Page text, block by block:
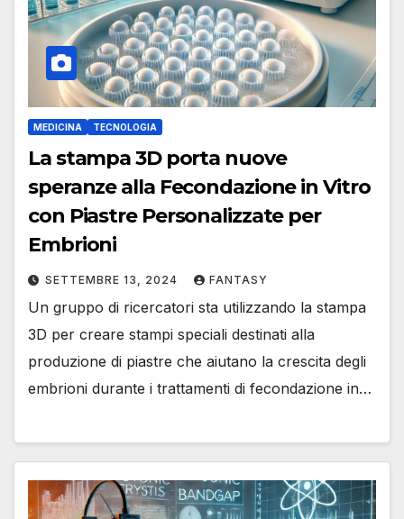
MEDICINA TECNOLOGIA
La stampa 3D porta nuove
speranze alla Fecondazione in Vitro
con Piastre Personalizzate per
Embrioni
SETTEMBRE 13, 2024 FANTASY
Un gruppo di ricercatori sta utilizzando la stampa
3D per creare stampi speciali destinati alla
produzione di piastre che aiutano la crescita degli
embrioni durante i trattamenti di fecondazione in…